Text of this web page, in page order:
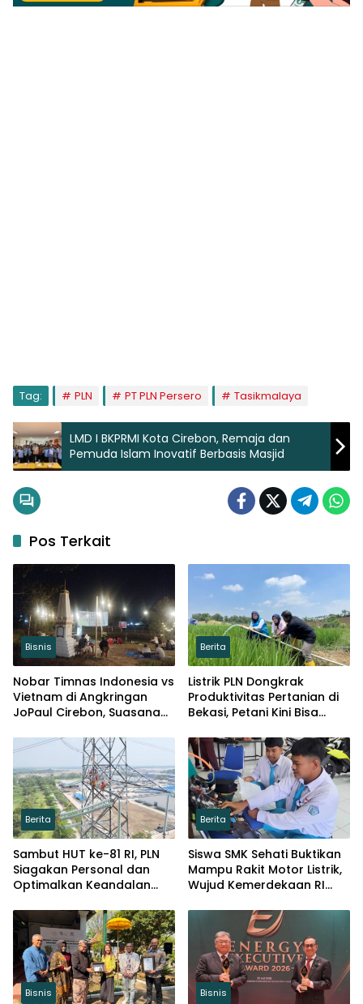
Tag: PLN PT PLN Persero Tasikmalaya
LMD I BKPRMI Kota Cirebon, Remaja dan
Pemuda Islam Inovatif Berbasis Masjid
Pos Terkait
Bisnis
Nobar Timnas Indonesia vs
Vietnam di Angkringan
JoPaul Cirebon, Suasana
Berita
Listrik PLN Dongkrak
Produktivitas Pertanian di
Bekasi, Petani Kini Bisa
Berita
Sambut HUT ke-81 RI, PLN
Siagakan Personal dan
Optimalkan Keandalan
Berita
Siswa SMK Sehati Buktikan
Mampu Rakit Motor Listrik,
Wujud Kemerdekaan RI
Kemandirian Generasi
Muda
Bisnis Bisnis